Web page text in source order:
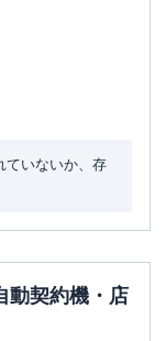
ていないか、存
動契約機・店